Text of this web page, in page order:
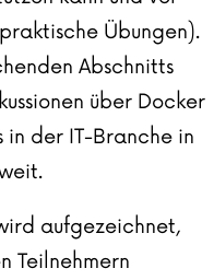
Übungen).
Abschnitts
über Docker
in der IT-Branche in
aufgezeichnet,
Teilnehmern